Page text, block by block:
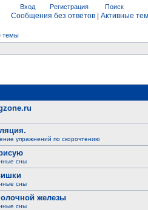
Вход Регистрация Поиск
Сообщения без ответов Активные
темы
упражнений по скорочтению
сны
сны
железы
сны